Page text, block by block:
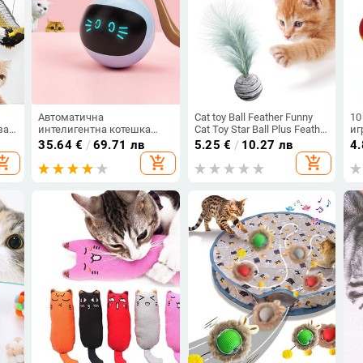
Автоматична
интелигентна котешка
играчка USB интерактивна
електрическа скачаща
топка Самовъртящи се
играчки Роллинг скачаща
топка за домашен
любимец Коте Куче Деца
35.64€ /69.71 лв
add_shopping_cart
Cat toy Ball Feather Funny
Cat Toy Star Ball Plus Feather
Foam Ball Throwing Toys
Интерактивни плюшени
играчки Pet Supplies katten
5.25 € / 10.27 лв
add_shopping_cart